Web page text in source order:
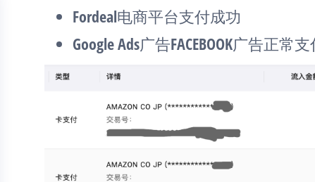
Fordeal电商平台支付成功
Google Ads广告FACEBOOK广告正常